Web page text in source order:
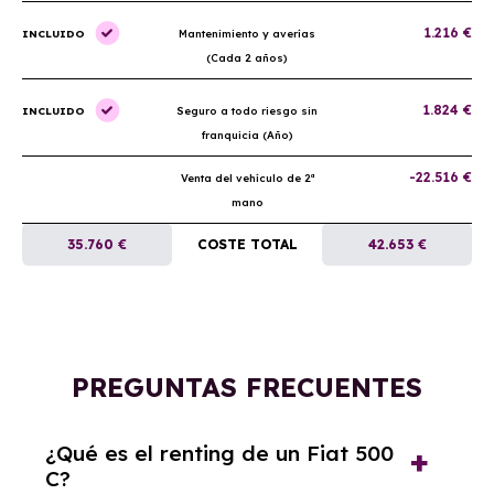
INCLUIDO
Mantenimiento y averías
(Cada 2 años)
1.216 €
INCLUIDO
Seguro a todo riesgo sin
franquicia (Año)
1.824 €
Venta del vehículo de 2ª
mano
-22.516 €
35.760 € COSTE TOTAL 42.653 €
PREGUNTAS FRECUENTES
¿Qué es el renting de un Fiat 500
C?